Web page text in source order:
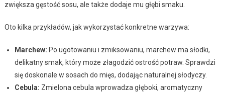
zwiększa gęstość sosu, ale także dodaje mu głębi smaku.
Oto kilka przykładów, jak wykorzystać konkretne warzywa:
Marchew: Po ugotowaniu i zmiksowaniu, marchew ma słodki,
delikatny smak, który może złagodzić ostrość potraw. Sprawdzi
się doskonale w sosach do mięs, dodając naturalnej słodyczy.
Cebula: Zmielona cebula wprowadza głęboki, aromatyczny